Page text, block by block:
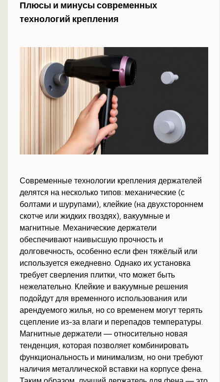
Плюсы и минусы современных
технологий крепления
Современные технологии крепления держателей
делятся на несколько типов: механические (с
болтами и шурупами), клейкие (на двухстороннем
скотче или жидких гвоздях), вакуумные и
магнитные. Механические держатели
обеспечивают наивысшую прочность и
долговечность, особенно если фен тяжёлый или
используется ежедневно. Однако их установка
требует сверления плитки, что может быть
нежелательно. Клейкие и вакуумные решения
подойдут для временного использования или
арендуемого жилья, но со временем могут терять
сцепление из-за влаги и перепадов температуры.
Магнитные держатели — относительно новая
тенденция, которая позволяет комбинировать
функциональность и минимализм, но они требуют
наличия металлической вставки на корпусе фена.